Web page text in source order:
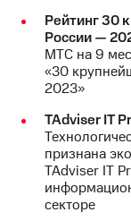
Рейтинг 30
России —
МТС на 9
«30
2023»
TAdviser IT
признана
TAdviser IT
секторе